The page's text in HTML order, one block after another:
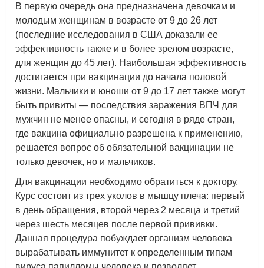
В первую очередь она предназначена девочкам и
молодым женщинам в возрасте от 9 до 26 лет
(последние исследования в США доказали ее
эффективность также и в более зрелом возрасте,
для женщин до 45 лет). Наибольшая эффективность
достигается при вакцинации до начала половой
жизни. Мальчики и юноши от 9 до 17 лет также могут
быть привиты — последствия заражения ВПЧ для
мужчин не менее опасны, и сегодня в ряде стран,
где вакцина официально разрешена к применению,
решается вопрос об обязательной вакцинации не
только девочек, но и мальчиков.
Для вакцинации необходимо обратиться к доктору.
Курс состоит из трех уколов в мышцу плеча: первый
в день обращения, второй через 2 месяца и третий
через шесть месяцев после первой прививки.
Данная процедура побуждает организм человека
вырабатывать иммунитет к определенным типам